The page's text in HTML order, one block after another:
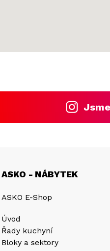
ASKO - NÁBYTEK
ASKO E-Shop
Úvod
Řady kuchyní
Bloky a sektory